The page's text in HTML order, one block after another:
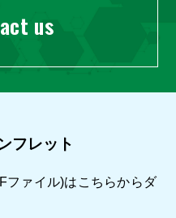
us
フレット
ファイル)はこちらからダ